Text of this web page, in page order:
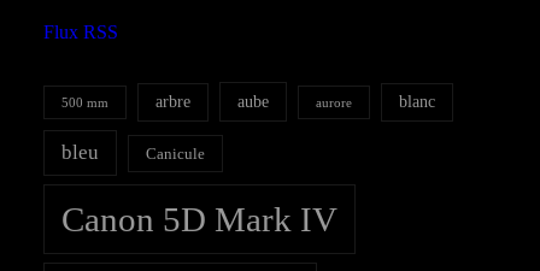
Flux RSS
500 mm arbre aube aurore blanc
bleu Canicule
Canon 5D Mark IV